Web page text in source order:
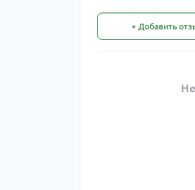
+ Добавить